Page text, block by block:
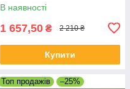
В наявності
1 657,50 ₴ 2 210 ₴
Купити
Топ продажів –25%